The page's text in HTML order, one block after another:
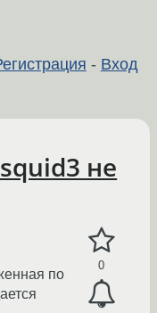
- Вход
не
0
по